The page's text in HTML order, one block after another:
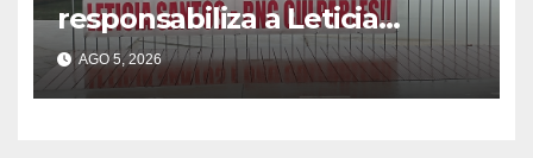
responsabiliza a Leticia
Santos de poner en riesgo la
construcción de viviendas
sociales de As Raíñas
AGO 5, 2026